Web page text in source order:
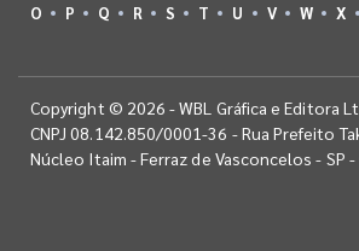
O
P Q R S T U V W X
Copyright © 2026 - WBL Gráfica e Editora
CNPJ 08.142.850/0001-36 - Rua Prefeito
Núcleo Itaim - Ferraz de Vasconcelos - SP -